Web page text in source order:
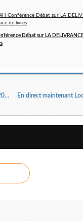
Débat sur LA
Libérée du Mariage démoniaque culte du 18 juin 2023 a 10h